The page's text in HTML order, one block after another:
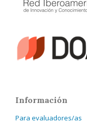
Información
Para evaluadores/as